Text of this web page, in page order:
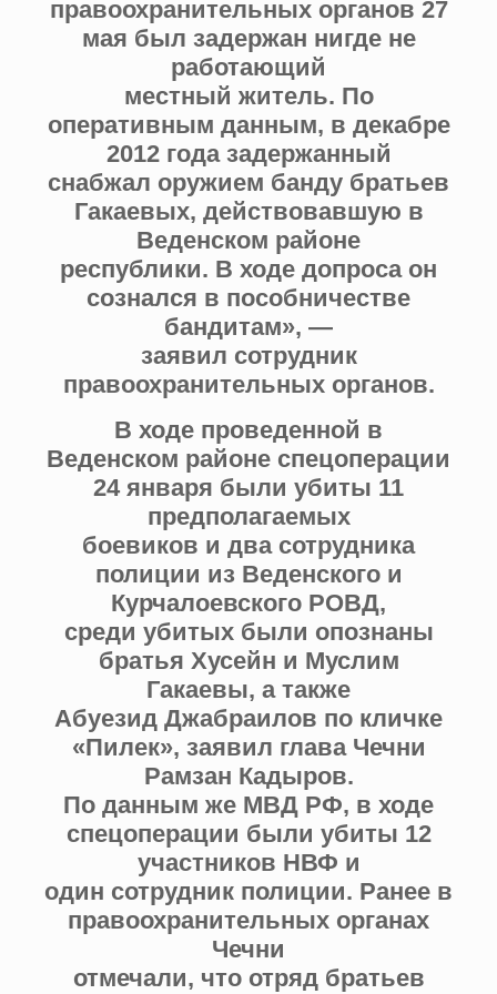
правоохранительных органов 27
мая был задержан нигде не
работающий
местный житель. По
оперативным данным, в декабре
2012 года задержанный
снабжал оружием банду братьев
Гакаевых, действовавшую в
Веденском районе
республики. В ходе допроса он
сознался в пособничестве
бандитам», —
заявил сотрудник
правоохранительных органов.
В ходе проведенной в
Веденском районе спецоперации
24 января были убиты 11
предполагаемых
боевиков и два сотрудника
полиции из Веденского и
Курчалоевского РОВД,
среди убитых были опознаны
братья Хусейн и Муслим
Гакаевы, а также
Абуезид Джабраилов по кличке
«Пилек», заявил глава Чечни
Рамзан Кадыров.
По данным же МВД РФ, в ходе
спецоперации были убиты 12
участников НВФ и
один сотрудник полиции. Ранее в
правоохранительных органах
Чечни
отмечали, что отряд братьев